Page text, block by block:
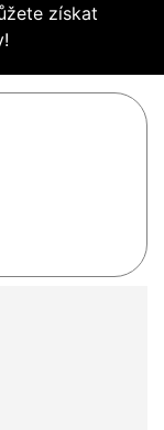
získat